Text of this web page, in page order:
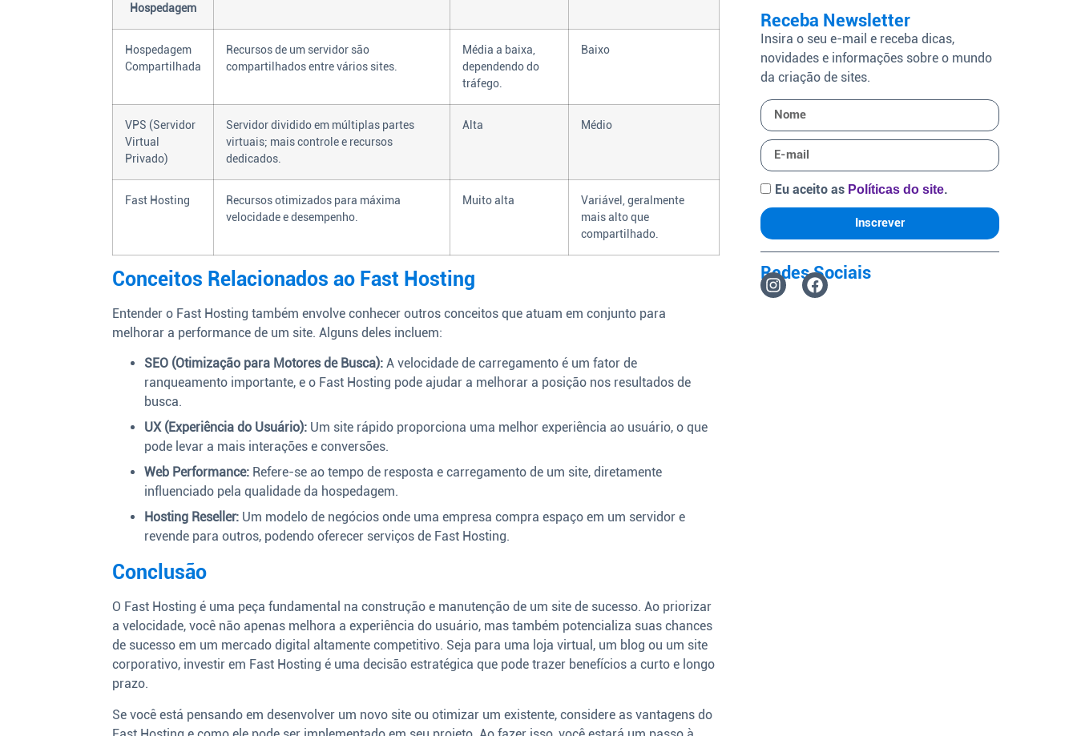
Hospedagem
Hospedagem
Compartilhada
Recursos de um servidor são
compartilhados entre vários sites.
Média a baixa,
dependendo do
tráfego.
Baixo
VPS (Servidor
Virtual
Privado)
Servidor dividido em múltiplas partes
virtuais; mais controle e recursos
dedicados.
Alta Médio
Fast Hosting
Recursos otimizados para máxima
velocidade e desempenho.
Muito alta
Variável, geralmente
mais alto que
compartilhado.
Conceitos Relacionados ao Fast Hosting
Entender o Fast Hosting também envolve conhecer outros conceitos que atuam em conjunto para
melhorar a performance de um site. Alguns deles incluem:
SEO (Otimização para Motores de Busca): A velocidade de carregamento é um fator de
ranqueamento importante, e o Fast Hosting pode ajudar a melhorar a posição nos resultados de
busca.
UX (Experiência do Usuário): Um site rápido proporciona uma melhor experiência ao usuário, o que
pode levar a mais interações e conversões.
Web Performance: Refere-se ao tempo de resposta e carregamento de um site, diretamente
influenciado pela qualidade da hospedagem.
Hosting Reseller: Um modelo de negócios onde uma empresa compra espaço em um servidor e
revende para outros, podendo oferecer serviços de Fast Hosting.
Conclusão
O Fast Hosting é uma peça fundamental na construção e manutenção de um site de sucesso. Ao priorizar
a velocidade, você não apenas melhora a experiência do usuário, mas também potencializa suas chances
de sucesso em um mercado digital altamente competitivo. Seja para uma loja virtual, um blog ou um site
corporativo, investir em Fast Hosting é uma decisão estratégica que pode trazer benefícios a curto e longo
prazo.
Se você está pensando em desenvolver um novo site ou otimizar um existente, considere as vantagens do
Receba Newsletter
Insira o seu e-mail e receba dicas,
novidades e informações sobre o mundo
da criação de sites.
Eu aceito as Políticas do site.
Inscrever
Redes Sociais